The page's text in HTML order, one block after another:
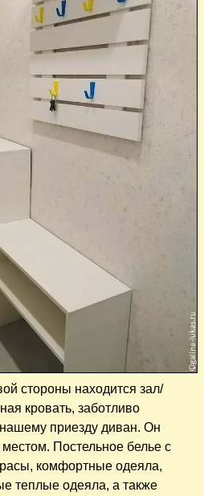
стороны находится зал/
кровать, заботливо
приезду диван. Он
Постельное белье с
комфортные одеяла,
теплые одеяла, а также